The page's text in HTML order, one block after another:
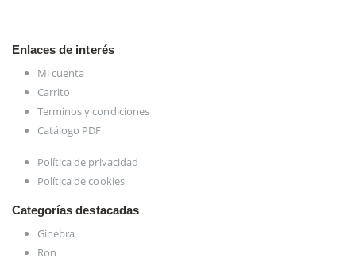
Enlaces de interés
Mi cuenta
Carrito
Terminos y condiciones
Catálogo PDF
Política de privacidad
Política de cookies
Categorías destacadas
Ginebra
Ron